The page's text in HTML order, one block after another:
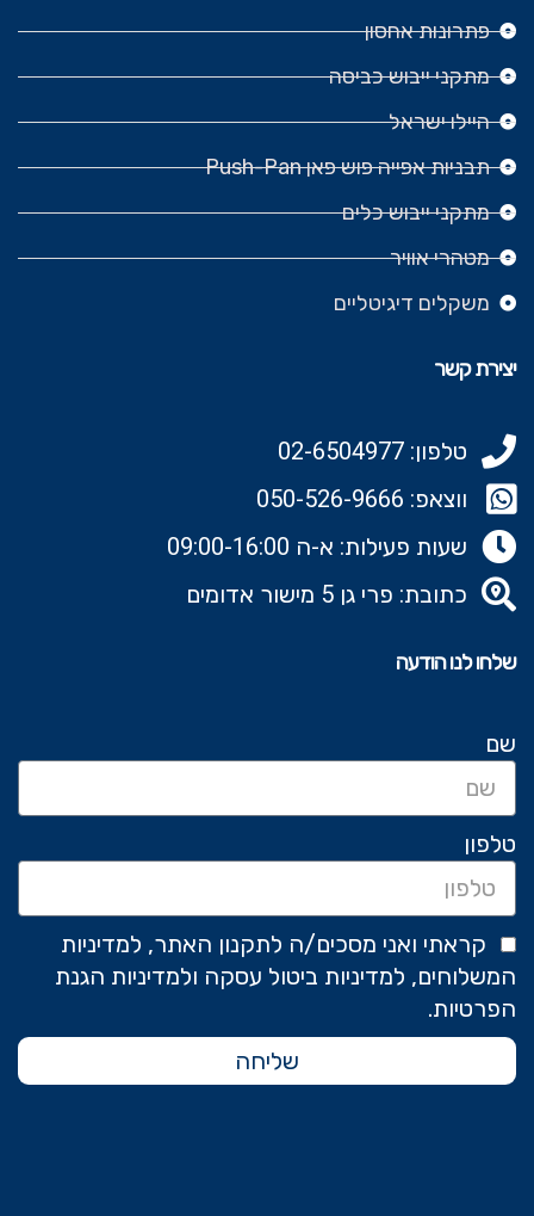
פתרונות אחסון
מתקני ייבוש כביסה
היילו ישראל
תבניות אפייה פוש פאן Push-Pan
מתקני ייבוש כלים
מטהרי אוויר
משקלים דיגיטליים
יצירת קשר
טלפון: 02-6504977
ווצאפ: 050-526-9666‬
שעות פעילות: א-ה 09:00-16:00
כתובת: פרי גן 5 מישור אדומים
שלחו לנו הודעה
שם
טלפון
קראתי ואני מסכים/ה לתקנון האתר, למדיניות
המשלוחים, למדיניות ביטול עסקה ולמדיניות הגנת
הפרטיות.
שליחה